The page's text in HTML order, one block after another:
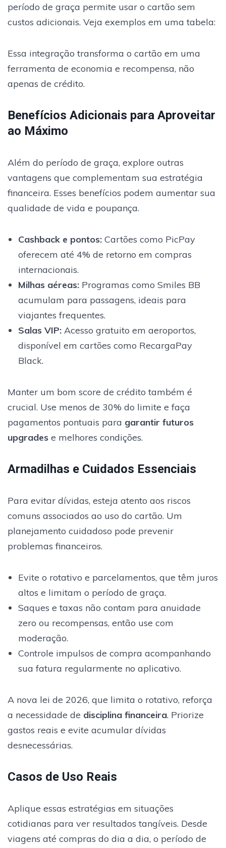
período de graça permite usar o cartão sem
custos adicionais. Veja exemplos em uma tabela:
Essa integração transforma o cartão em uma
ferramenta de economia e recompensa, não
apenas de crédito.
Benefícios Adicionais para Aproveitar
ao Máximo
Além do período de graça, explore outras
vantagens que complementam sua estratégia
financeira. Esses benefícios podem aumentar sua
qualidade de vida e poupança.
Cashback e pontos:Cartões como PicPay
oferecem até 4% de retorno em compras
internacionais.
Milhas aéreas:Programas como Smiles BB
acumulam para passagens, ideais para
viajantes frequentes.
Salas VIP:Acesso gratuito em aeroportos,
disponível em cartões como RecargaPay
Black.
Manter um bom score de crédito também é
crucial. Use menos de 30% do limite e faça
pagamentos pontuais para garantir futuros
upgrades e melhores condições.
Armadilhas e Cuidados Essenciais
Para evitar dívidas, esteja atento aos riscos
comuns associados ao uso do cartão. Um
planejamento cuidadoso pode prevenir
problemas financeiros.
Evite o rotativo e parcelamentos, que têm juros
altos e limitam o período de graça.
Saques e taxas não contam para anuidade
zero ou recompensas, então use com
moderação.
Controle impulsos de compra acompanhando
sua fatura regularmente no aplicativo.
A nova lei de 2026, que limita o rotativo, reforça
a necessidade de disciplina financeira. Priorize
gastos reais e evite acumular dívidas
desnecessárias.
Casos de Uso Reais
Aplique essas estratégias em situações
cotidianas para ver resultados tangíveis. Desde
viagens até compras do dia a dia, o período de